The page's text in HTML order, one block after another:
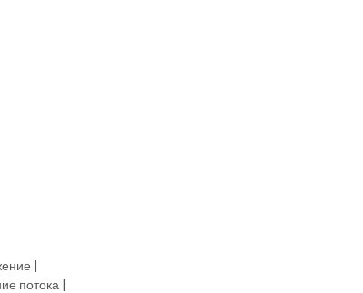
|
потока |